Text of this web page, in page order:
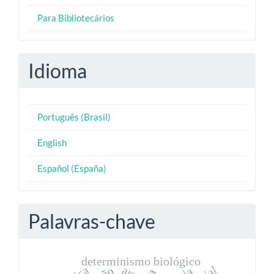
Para Bibliotecários
Idioma
Português (Brasil)
English
Español (España)
Palavras-chave
determinismo biológico